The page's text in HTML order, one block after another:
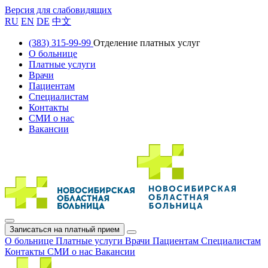
Версия для слабовидящих
RU EN DE 中文
(383) 315-99-99 Отделение платных услуг
О больнице
Платные услуги
Врачи
Пациентам
Специалистам
Контакты
СМИ о нас
Вакансии
Записаться на платный прием
О больнице Платные услуги Врачи Пациентам Специалистам
Контакты СМИ о нас Вакансии